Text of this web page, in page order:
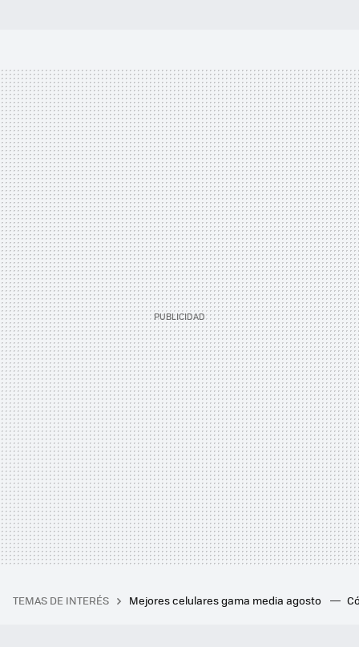
TEMAS DE INTERÉS Mejores celulares gama media agosto